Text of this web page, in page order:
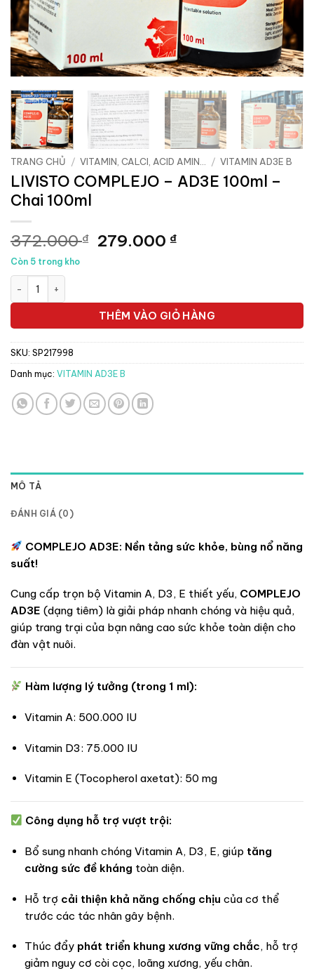
TRANG CHỦ / VITAMIN, CALCI, ACID AMIN... / VITAMIN AD3E B
LIVISTO COMPLEJO – AD3E 100ml –
Chai 100ml
372.000₫ Giá
279.000 ₫Giá
279.000 ₫.
Còn 5 trong kho
THÊM VÀO GIỎ HÀNG
SKU: SP217998
Danh mục: VITAMIN AD3E B
MÔ TẢ
ĐÁNH GIÁ (0)
COMPLEJO AD3E: Nền tảng sức khỏe, bùng nổ năng
suất!
Cung cấp trọn bộ Vitamin A, D3, E thiết yếu, COMPLEJO
AD3E (dạng tiêm) là giải pháp nhanh chóng và hiệu quả,
giúp trang trại của bạn nâng cao sức khỏe toàn diện cho
đàn vật nuôi.
Hàm lượng lý tưởng (trong 1 ml):
Vitamin A: 500.000 IU
Vitamin D3: 75.000 IU
Vitamin E (Tocopherol axetat): 50 mg
Công dụng hỗ trợ vượt trội:
Bổ sung nhanh chóng Vitamin A, D3, E, giúp tăng
cường sức đề kháng toàn diện.
Hỗ trợ cải thiện khả năng chống chịu của cơ thể
trước các tác nhân gây bệnh.
Thúc đẩy phát triển khung xương vững chắc, hỗ trợ
giảm nguy cơ còi cọc, loãng xương, yếu chân.